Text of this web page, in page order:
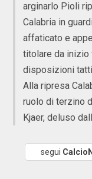
arginarlo Pioli
Calabria in
affaticato e
titolare da inizio
disposizioni
Alla ripresa
ruolo di terzino
Kjaer, deluso
segui